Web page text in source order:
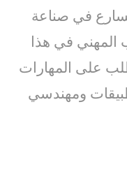
في صناعة
المهني في هذا
على المهارات
ومهندسي